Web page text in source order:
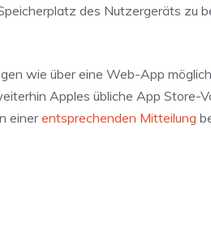
des Nutzergeräts zu
wie über eine Web-App
Apples übliche App
einerentsprechenden Mitteilung